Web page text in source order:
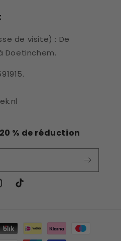
de visite) : De
Doetinchem.
% de réduction
TikTok